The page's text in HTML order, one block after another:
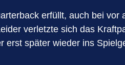
erfüllt, auch bei vor
verletzte sich das
später wieder ins